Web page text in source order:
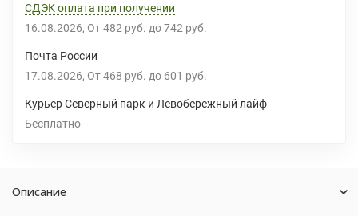
СДЭК оплата при получении
16.08.2026 От 482 руб. до 742 руб.
Почта России
17.08.2026 От 468 руб. до 601 руб.
Курьер Северный парк и Левобережный лайф
Бесплатно
Описание